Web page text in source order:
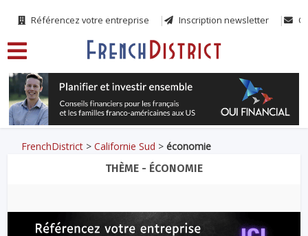
Référencez votre entreprise Inscription newsletter
FrenchDistrict >Californie Sud >économie
THÈME - ÉCONOMIE